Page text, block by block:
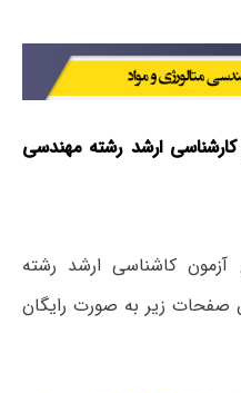
کارشناسی ارشد رشته مهندسی
کاشناسی ارشد رشته
صفحات زیر به صورت رایگان